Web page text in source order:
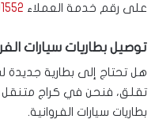
على رقم خدمة العملاء
توصيل بطاريات سيارات
هل تحتاج إلى بطارية جديدة
تقلق، فنحن في كراج
بطاريات سيارات الفروانية.